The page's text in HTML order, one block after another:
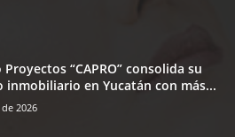
“CAPRO” consolida su
inmobiliario en Yucatán con más...
2026